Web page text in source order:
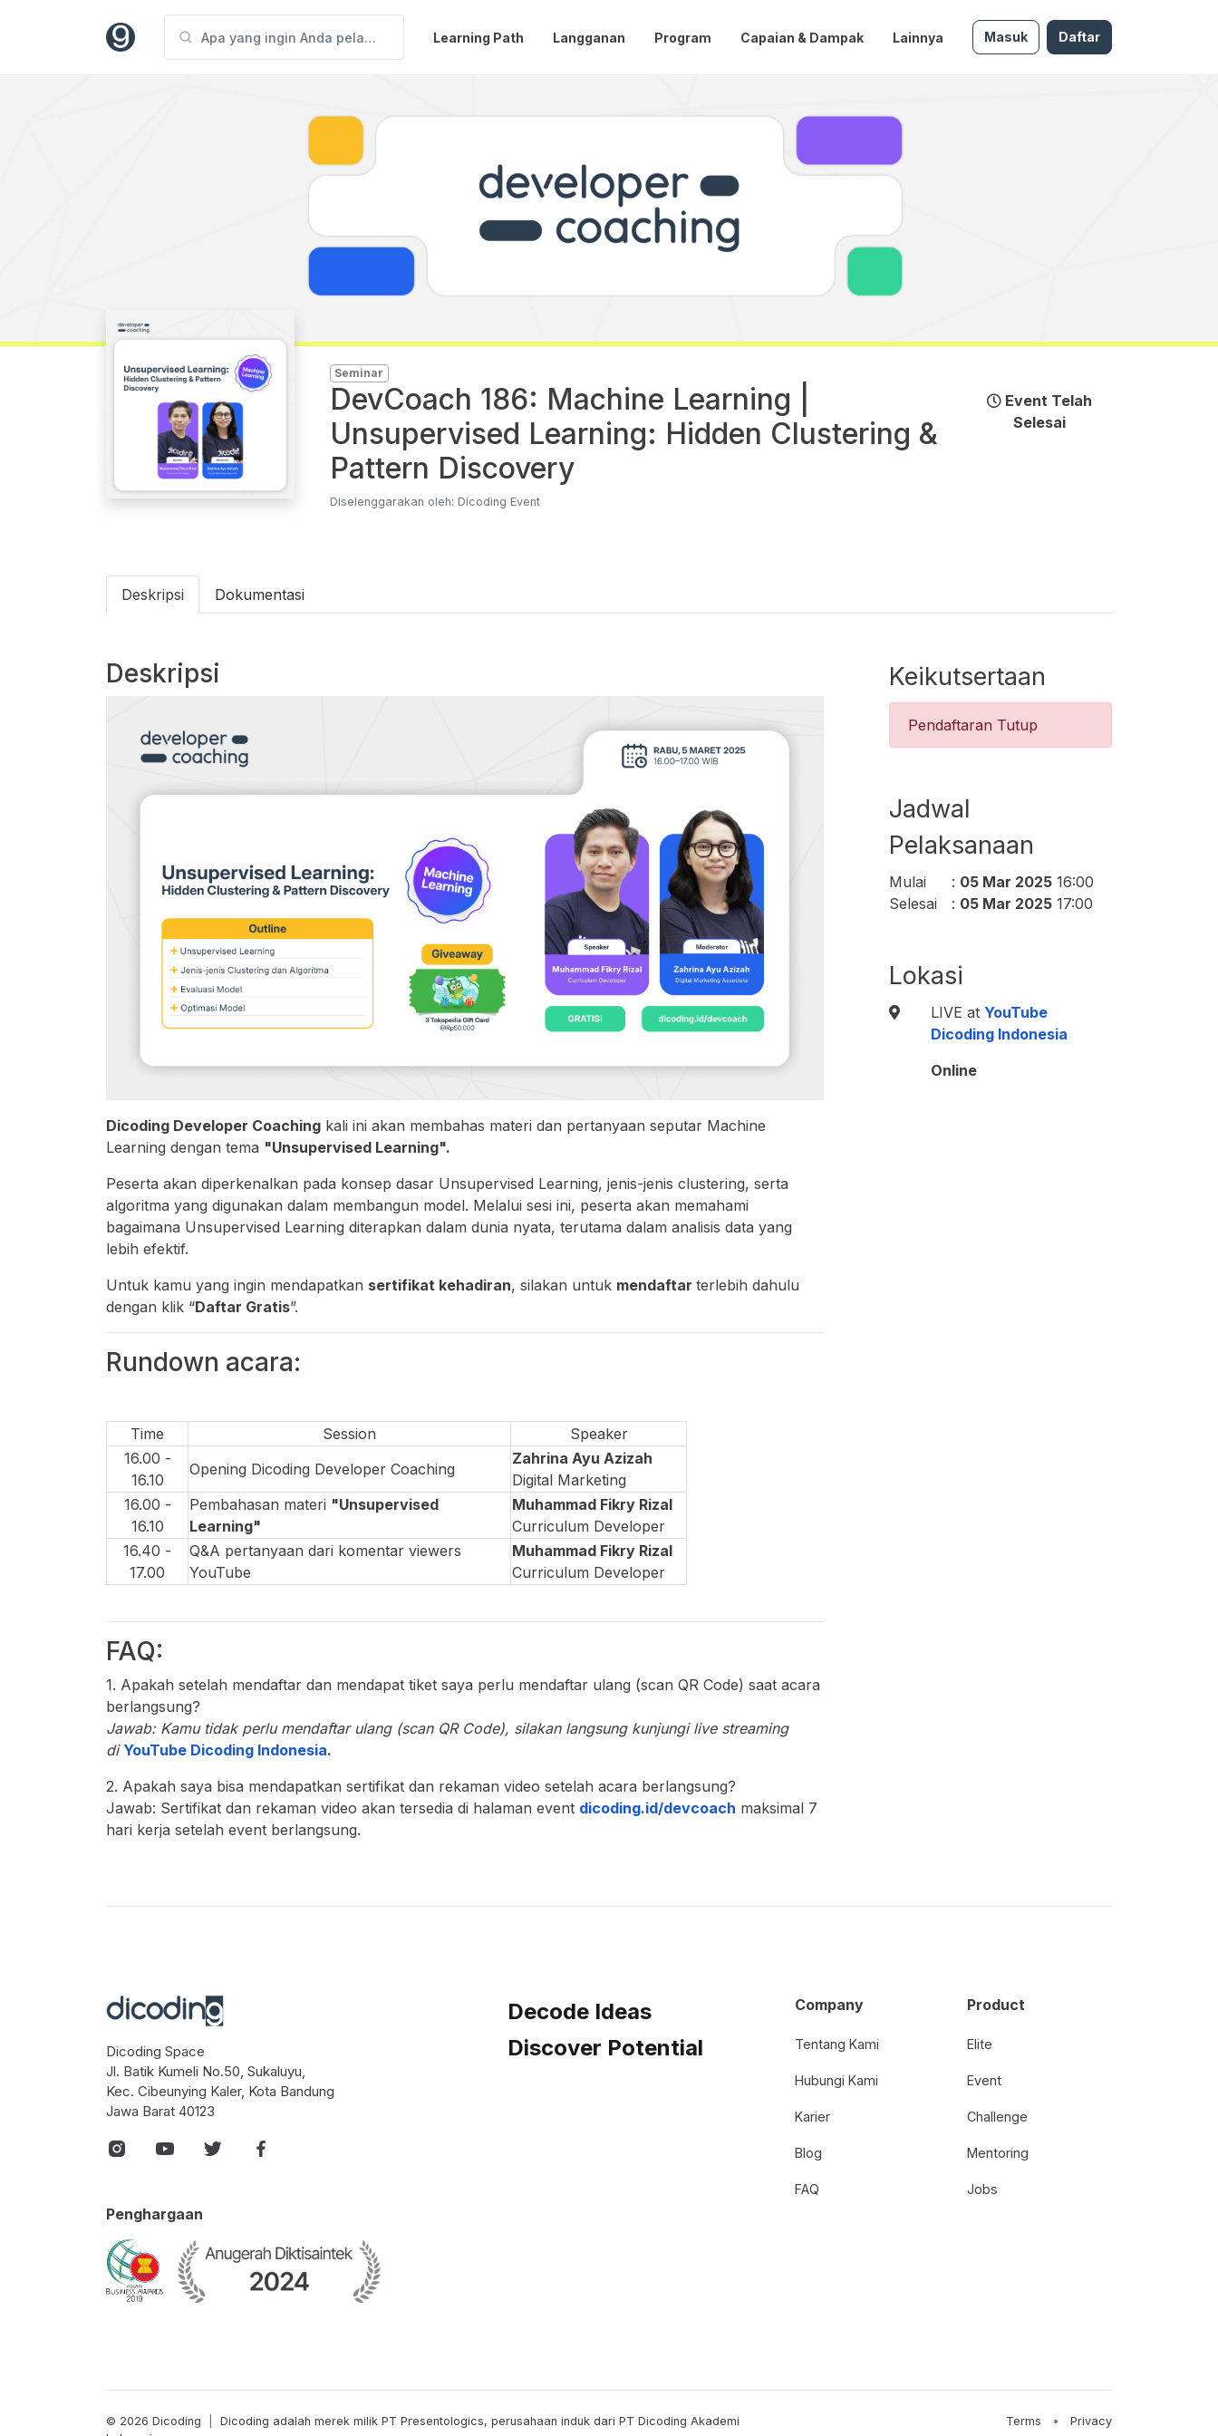
Learning Path Langganan Program Capaian & Dampak Lainnya Masuk Daftar
Seminar
DevCoach 186: Machine Learning |
Unsupervised Learning: Hidden Clustering &
Pattern Discovery
Diselenggarakan oleh: Dicoding Event
Event Telah
Selesai
Deskripsi Dokumentasi
Deskripsi
Dicoding Developer Coaching kali ini akan membahas materi dan pertanyaan seputar Machine
Learning dengan tema "Unsupervised Learning".
Peserta akan diperkenalkan pada konsep dasar Unsupervised Learning, jenis-jenis clustering, serta
algoritma yang digunakan dalam membangun model. Melalui sesi ini, peserta akan memahami
bagaimana Unsupervised Learning diterapkan dalam dunia nyata, terutama dalam analisis data yang
lebih efektif.
Untuk kamu yang ingin mendapatkan sertifikat kehadiran, silakan untuk mendaftar terlebih dahulu
dengan klik “Daftar Gratis”.
Rundown acara:
Time Session
Speaker
16.00 -
16.10
Opening Dicoding Developer Coaching
Zahrina Ayu Azizah
Digital Marketing
16.00 -
16.10
Pembahasan materi "Unsupervised
Learning"
Muhammad Fikry Rizal
Curriculum Developer
16.40 -
17.00
Q&A pertanyaan dari komentar viewers
YouTube
Muhammad Fikry Rizal
Curriculum Developer
FAQ:
1. Apakah setelah mendaftar dan mendapat tiket saya perlu mendaftar ulang (scan QR Code) saat acara
berlangsung?
Jawab: Kamu tidak perlu mendaftar ulang (scan QR Code), silakan langsung kunjungi live streaming
di YouTube Dicoding Indonesia.
2. Apakah saya bisa mendapatkan sertifikat dan rekaman video setelah acara berlangsung?
Jawab: Sertifikat dan rekaman video akan tersedia di halaman event dicoding.id/devcoach maksimal 7
hari kerja setelah event berlangsung.
Keikutsertaan
Pendaftaran Tutup
Jadwal
Pelaksanaan
Mulai : 05 Mar 2025 16:00
Selesai
: 05 Mar 2025 17:00
Lokasi
LIVE at YouTube
Dicoding Indonesia
Online
Dicoding Space
Jl. Batik Kumeli No.50, Sukaluyu,
Kec. Cibeunying Kaler, Kota Bandung
Jawa Barat 40123
Penghargaan
Decode Ideas
Discover Potential
Company
Tentang Kami
Hubungi Kami
Karier
Blog
FAQ
Product
Elite
Event
Challenge
Mentoring
Jobs
© 2026 Dicoding
Dicoding adalah merek milik PT Presentologics, perusahaan induk dari PT Dicoding Akademi
Terms • Privacy